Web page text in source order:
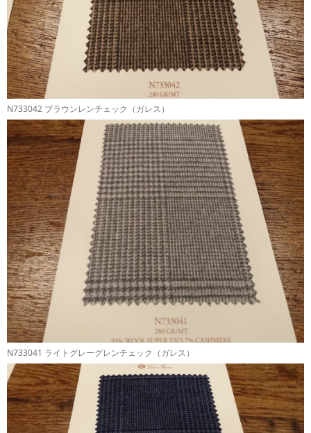
N733042 ブラウンレンチェック（ガレス）
N733041 ライトグレーグレンチェック（ガレス）